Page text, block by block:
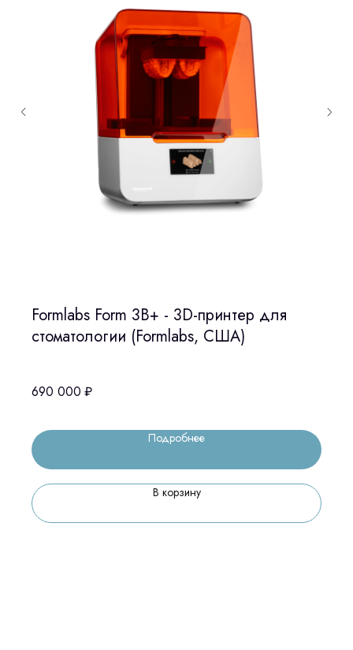
Formlabs Form 3B+ - 3D-принтер для
стоматологии (Formlabs, США)
690 000 ₽
Подробнее
В корзину